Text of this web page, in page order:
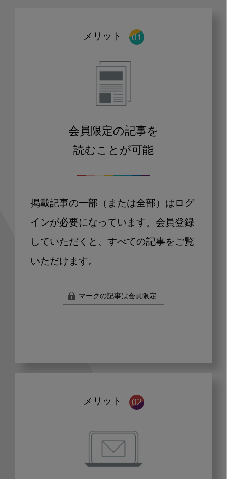
メリット
会員限定の記事を
読むことが可能
掲載記事の一部（または全部）はログ
インが必要になっています。会員登録
していただくと、すべての記事をご覧
いただけます。
マークの記事は会員限定
メリット